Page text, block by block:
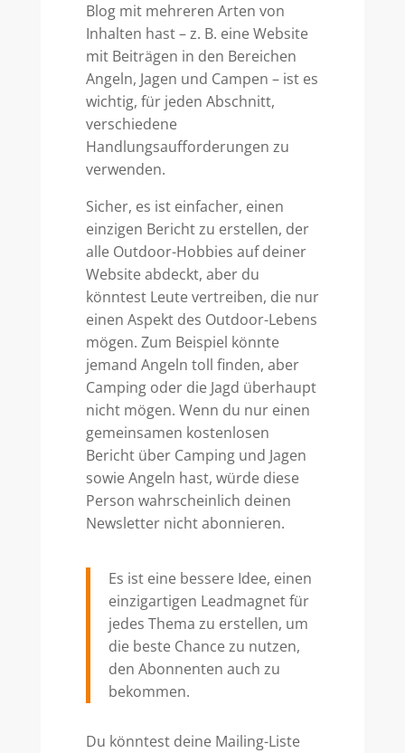
Blog mit mehreren Arten von
Inhalten hast – z. B. eine Website
mit Beiträgen in den Bereichen
Angeln, Jagen und Campen – ist es
wichtig, für jeden Abschnitt,
verschiedene
Handlungsaufforderungen zu
verwenden.
Sicher, es ist einfacher, einen
einzigen Bericht zu erstellen, der
alle Outdoor-Hobbies auf deiner
Website abdeckt, aber du
könntest Leute vertreiben, die nur
einen Aspekt des Outdoor-Lebens
mögen. Zum Beispiel könnte
jemand Angeln toll finden, aber
Camping oder die Jagd überhaupt
nicht mögen. Wenn du nur einen
gemeinsamen kostenlosen
Bericht über Camping und Jagen
sowie Angeln hast, würde diese
Person wahrscheinlich deinen
Newsletter nicht abonnieren.
Es ist eine bessere Idee, einen
einzigartigen Leadmagnet für
jedes Thema zu erstellen, um
die beste Chance zu nutzen,
den Abonnenten auch zu
bekommen.
Du könntest deine Mailing-Liste